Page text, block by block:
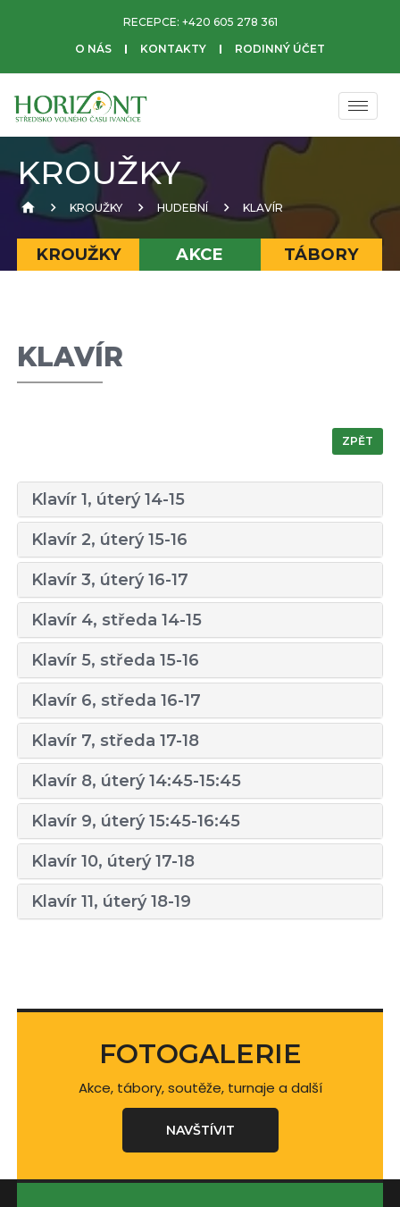
RECEPCE: +420 605 278 361
O NÁS
KONTAKTY RODINNÝ ÚČET
KROUŽKY
KROUŽKY HUDEBNÍ KLAVÍR
KROUŽKY AKCE TÁBORY
KLAVÍR
ZPĚT
Klavír 1, úterý 14-15
Klavír 2, úterý 15-16
Klavír 3, úterý 16-17
Klavír 4, středa 14-15
Klavír 5, středa 15-16
Klavír 6, středa 16-17
Klavír 7, středa 17-18
Klavír 8, úterý 14:45-15:45
Klavír 9, úterý 15:45-16:45
Klavír 10, úterý 17-18
Klavír 11, úterý 18-19
FOTOGALERIE
Akce, tábory, soutěže, turnaje a další
NAVŠTÍVIT